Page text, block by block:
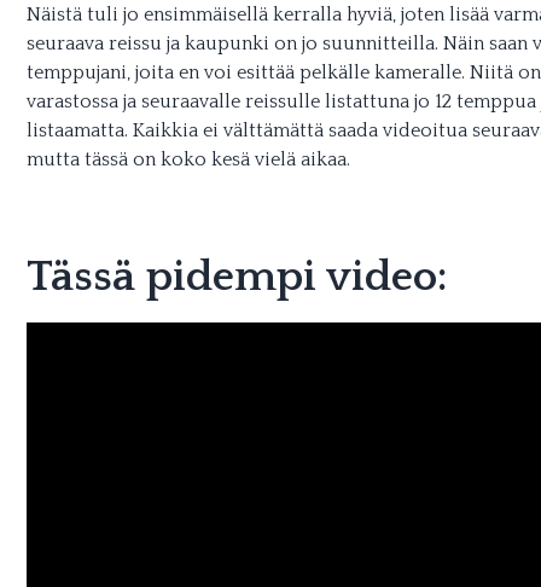
Näistä tuli jo ensimmäisellä kerralla hyviä, joten lisää
seuraava reissu ja kaupunki on jo suunnitteilla. Näin saan
temppujani, joita en voi esittää pelkälle kameralle. Niitä
varastossa ja seuraavalle reissulle listattuna jo 12
listaamatta. Kaikkia ei välttämättä saada videoitua
mutta tässä on koko kesä vielä aikaa.
Tässä pidempi video: